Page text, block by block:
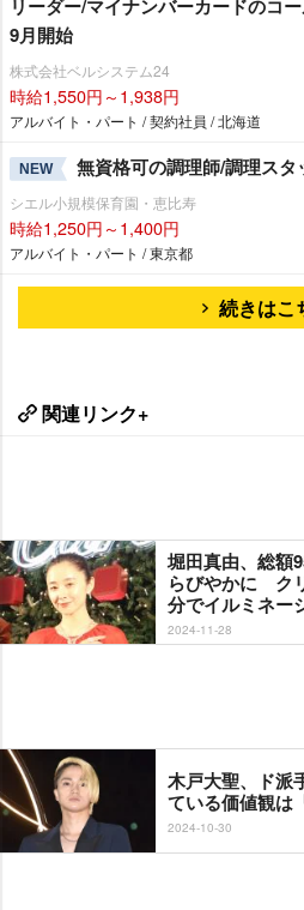
リーダー/マイナンバーカードのコ
9月開始
株式会社ベルシステム24
時給1,550円～1,938円
アルバイト・パート / 契約社員 / 北海道
NEW 無資格可の調理師/調理スタ
シエル小規模保育園・恵比寿
時給1,250円～1,400円
アルバイト・パート / 東京都
続きはこ
関連リンク+
堀田真由、総額
らびやかに ク
分でイルミネー
2024-11-28
木戸大聖、ド
ている価値観は
2024-10-30